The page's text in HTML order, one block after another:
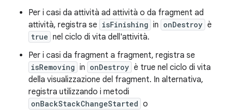
Per i casi da attività ad attività o da fragment ad
attività, registra se isFinishing in onDestroy è
true nel ciclo di vita dell'attività.
Per i casi da fragment a fragment, registra se
isRemoving in onDestroy è true nel ciclo di vita
della visualizzazione del fragment. In alternativa,
registra utilizzando i metodi
onBackStackChangeStarted o